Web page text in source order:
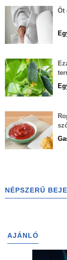
Öt
NÉPSZERŰ
AJÁNLÓ